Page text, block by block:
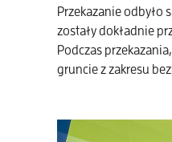
Przekazanie odbyło
zostały dokładnie
Podczas
gruncie z zakresu